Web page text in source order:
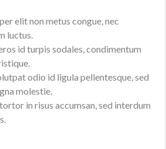
elit non metus congue, nec
luctus.
id turpis sodales, condimentum
odio id ligula pellentesque, sed
molestie.
in risus accumsan, sed interdum